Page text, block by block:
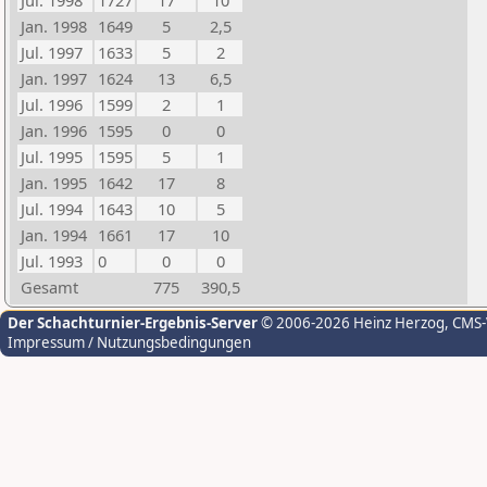
Jan. 1998 1649 5
2,5
Jul. 1997
1633 5
2
Jan. 1997 1624 13
6,5
Jul. 1996
1599 2
1
Jan. 1996 1595 0
0
Jul. 1995
1595 5
1
Jan. 1995 1642 17
8
Jul. 1994
1643 10
5
Jan. 1994 1661 17
10
Jul. 1993
0 0
0
Gesamt
775 390,5
Der Schachturnier-Ergebnis-Server© 2006-2026 Heinz Herzog,
Impressum / Nutzungsbedingungen